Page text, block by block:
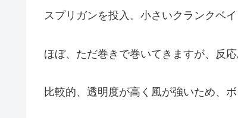
スプリガンを投入。小さいクランクベイ
ほぼ、ただ巻きで巻いてきますが、反応
比較的、透明度が高く風が強いため、